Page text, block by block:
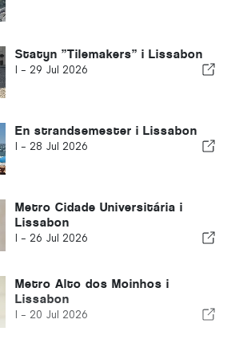
Statyn ”Tilemakers” i Lissabon
I - 29 Jul 2026
En strandsemester i Lissabon
I - 28 Jul 2026
Metro Cidade Universitária i
Lissabon
I - 26 Jul 2026
Metro Alto dos Moinhos i
Lissabon
I - 20 Jul 2026